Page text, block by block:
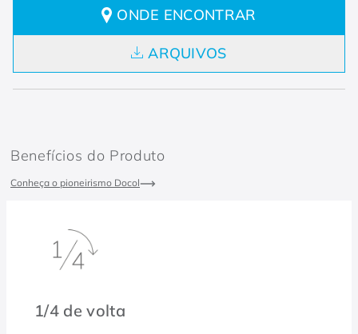
ONDE ENCONTRAR
ARQUIVOS
Benefícios do Produto
Conheça o pioneirismo Docol
1/4 de volta